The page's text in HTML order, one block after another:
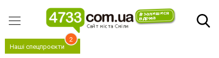
Наші спецпроєкти
2